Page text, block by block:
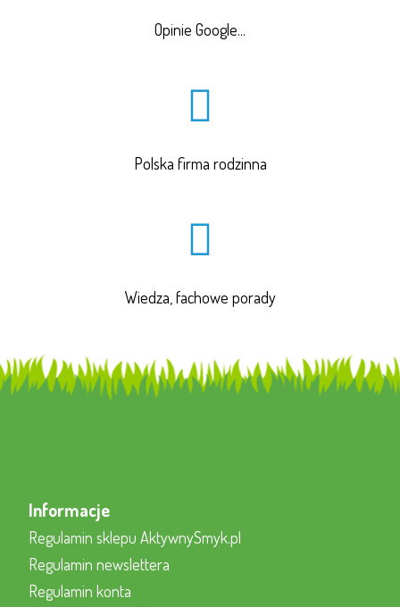
Opinie Google...
Polska firma rodzinna
Wiedza, fachowe porady
Informacje
Regulamin sklepu AktywnySmyk.pl
Regulamin newslettera
Regulamin konta